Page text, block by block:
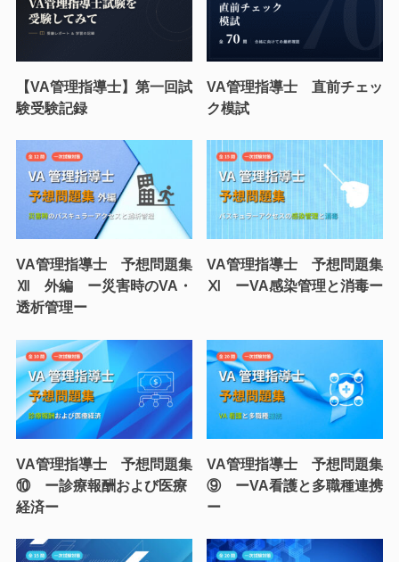
【VA管理指導士】第一回試
験受験記録
VA管理指導士 直前チェッ
ク模試
VA管理指導士 予想問題集
Ⅻ 外編 ー災害時のVA・
透析管理ー
VA管理指導士 予想問題集
Ⅺ ーVA感染管理と消毒ー
VA管理指導士 予想問題集
⑩ ー診療報酬および医療
経済ー
VA管理指導士 予想問題集
⑨ ーVA看護と多職種連携
ー